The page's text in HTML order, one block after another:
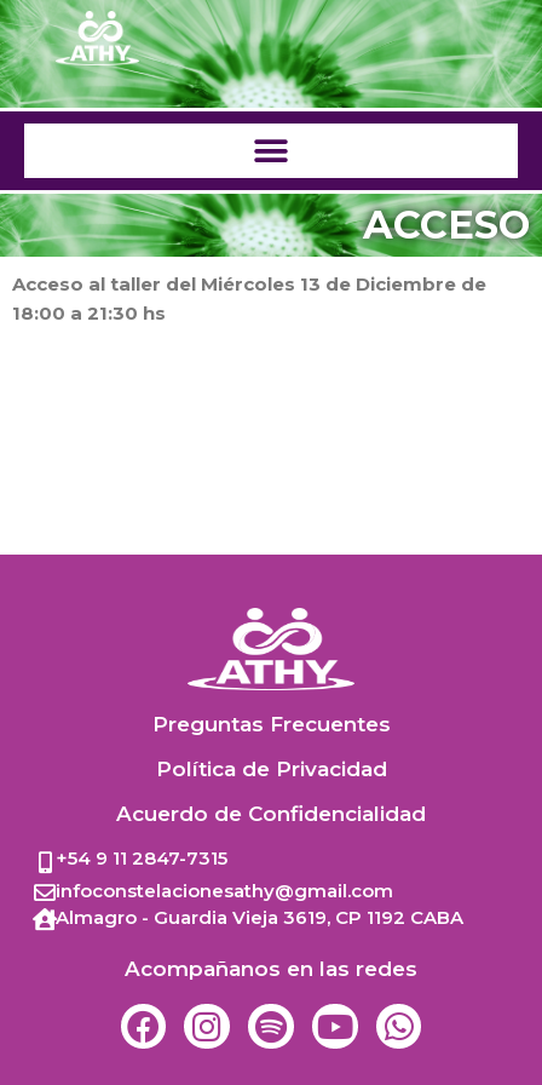
Saltar
al
contenido
ACCESO
Acceso al taller del Miércoles 13 de Diciembre de
18:00 a 21:30 hs
Preguntas Frecuentes
Política de Privacidad
Acuerdo de Confidencialidad
+54 9 11 2847-7315
infoconstelacionesathy@gmail.com
Almagro - Guardia Vieja 3619, CP 1192 CABA
Acompañanos en las redes